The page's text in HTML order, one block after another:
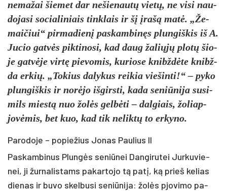
ne­ma­žai šie­met dar ne­šie­nautų vietų, ne vi­si nau­
do­ja­si so­cia­li­niais tink­lais ir šį įrašą matė. „Že­
mai­čiui“ pir­ma­dienį pa­skam­binęs plun­giš­kis iš A.
Ju­cio gatvės pik­ti­no­si, kad daug ža­liųjų plotų šio­
je gatvė­je virtę pie­vo­mis, ku­rio­se knibždė­te knibž­
da er­kių. „To­kius da­ly­kus rei­kia vie­šin­ti!“ – py­ko
plun­giš­kis ir norė­jo iš­girs­ti, ka­da se­niū­ni­ja su­si­
mils miestą nuo žolės gelbė­ti – dal­giais, žo­liap­
jovė­mis, bet kuo, kad tik ne­liktų to er­ky­no.
Pa­ro­do­je – po­pie­žius Jo­nas Pau­lius II
Pas­kam­bi­nus Plungės se­niū­nei Dan­gi­ru­tei Jur­ku­vie­
nei, ji žur­na­lis­tams pa­kar­to­jo tą pa­tį, ką prie­š ke­lias
die­nas ir bu­vo skel­bu­si se­niū­ni­ja: žolės pjo­vi­mo pa­